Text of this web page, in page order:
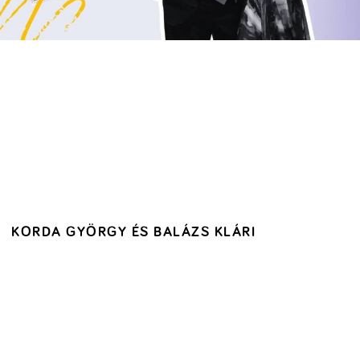
KORDA GYÖRGY ÉS BALÁZS KLÁRI